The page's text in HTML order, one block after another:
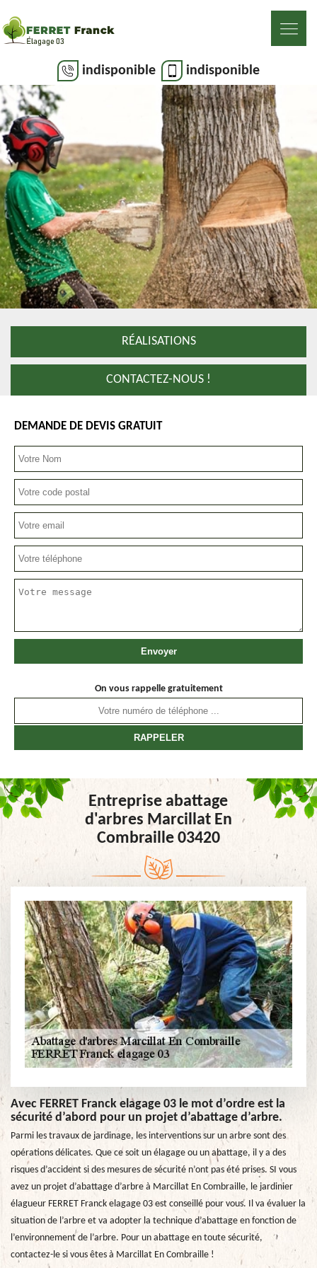
indisponible indisponible
RÉALISATIONS
CONTACTEZ-NOUS !
DEMANDE DE DEVIS GRATUIT
On vous rappelle gratuitement
Entreprise abattage
d'arbres Marcillat En
Combraille 03420
Avec FERRET Franck elagage 03 le mot d’ordre est la
sécurité d’abord pour un projet d’abattage d’arbre.
Parmi les travaux de jardinage, les interventions sur un arbre sont des
opérations délicates. Que ce soit un élagage ou un abattage, il y a des
risques d’accident si des mesures de sécurité n’ont pas été prises. SI vous
avez un projet d’abattage d’arbre à Marcillat En Combraille, le jardinier
élagueur FERRET Franck elagage 03 est conseillé pour vous. Il va évaluer la
situation de l’arbre et va adopter la technique d’abattage en fonction de
l’environnement de l’arbre. Pour un abattage en toute sécurité,
contactez-le si vous êtes à Marcillat En Combraille !